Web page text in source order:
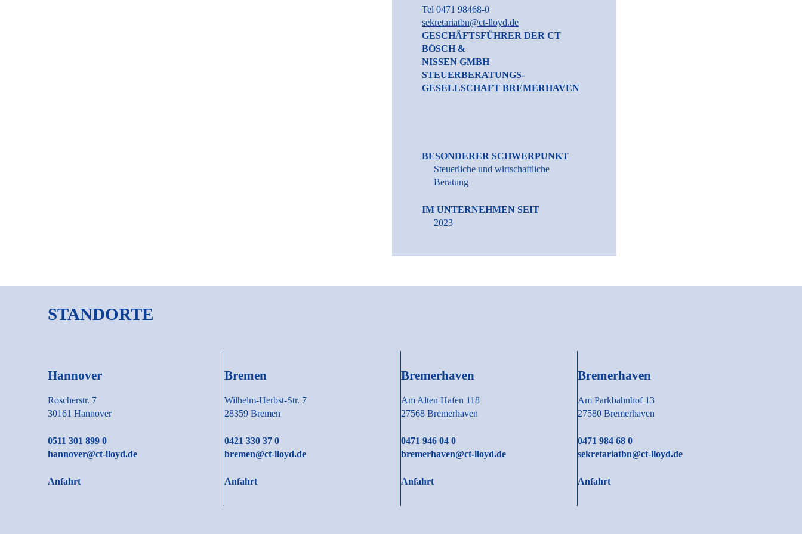
Tel 0471 98468-0
sekretariatbn@ct-lloyd.de
GESCHÄFTSFÜHRER DER CT
BÖSCH &
NISSEN GMBH
STEUERBERATUNGS-
GESELLSCHAFT BREMERHAVEN
BESONDERER SCHWERPUNKT
Steuerliche und wirtschaftliche
Beratung
IM UNTERNEHMEN SEIT
2023
STANDORTE
Hannover
Roscherstr. 7
30161 Hannover
0511 301 899 0
hannover@ct-lloyd.de
Anfahrt
Bremen
Wilhelm-Herbst-Str. 7
28359 Bremen
0421 330 37 0
bremen@ct-lloyd.de
Anfahrt
Bremerhaven
Am Alten Hafen 118
27568 Bremerhaven
0471 946 04 0
bremerhaven@ct-lloyd.de
Anfahrt
Bremerhaven
Am Parkbahnhof 13
27580 Bremerhaven
0471 984 68 0
sekretariatbn@ct-lloyd.de
Anfahrt